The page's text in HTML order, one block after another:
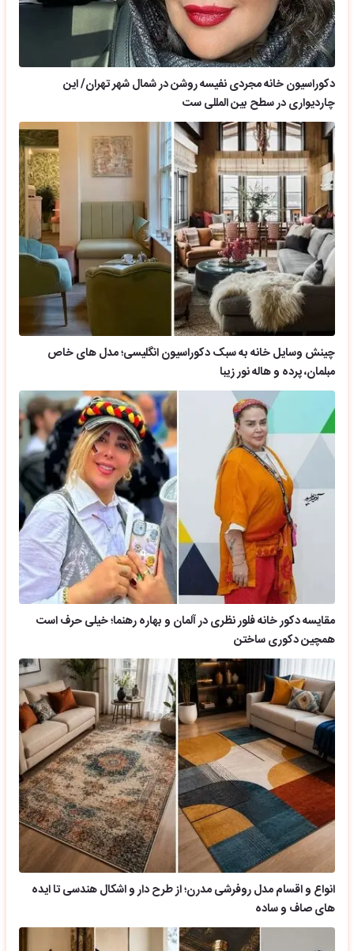
دکوراسیون خانه مجردی نفیسه روشن در شمال شهر تهران/ این
چاردیواری در سطح بین المللی ست
چینش وسایل خانه به سبک دکوراسیون انگلیسی؛ مدل های خاص
مبلمان، پرده و هاله نور زیبا
مقایسه دکور خانه فلور نظری در آلمان و بهاره رهنما؛ خیلی حرف است
همچین دکوری ساختن
انواع و اقسام مدل روفرشی مدرن؛ از طرح دار و اشکال هندسی تا ایده
های صاف و ساده